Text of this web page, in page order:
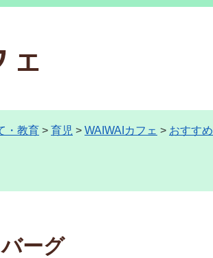
・教育 > 育児 > WAIWAIカフェ > おすす
ーグ